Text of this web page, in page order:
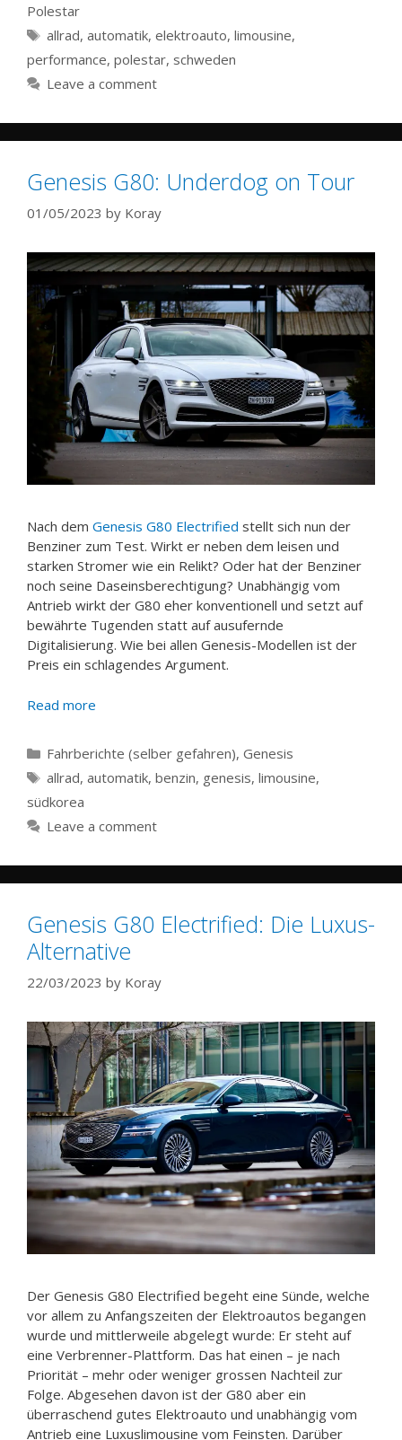
Polestar
Tags
allrad, automatik, elektroauto, limousine,
performance, polestar, schweden
Leave a comment
Genesis G80: Underdog on Tour
01/05/2023 by Koray
Nach dem Genesis G80 Electrified stellt sich nun der
Benziner zum Test. Wirkt er neben dem leisen und
starken Stromer wie ein Relikt? Oder hat der Benziner
noch seine Daseinsberechtigung? Unabhängig vom
Antrieb wirkt der G80 eher konventionell und setzt auf
bewährte Tugenden statt auf ausufernde
Digitalisierung. Wie bei allen Genesis-Modellen ist der
Preis ein schlagendes Argument.
Read more
Categories
Fahrberichte (selber gefahren), Genesis
Tags
allrad, automatik, benzin, genesis, limousine,
südkorea
Leave a comment
Genesis G80 Electrified: Die Luxus-
Alternative
22/03/2023 by Koray
Der Genesis G80 Electrified begeht eine Sünde, welche
vor allem zu Anfangszeiten der Elektroautos begangen
wurde und mittlerweile abgelegt wurde: Er steht auf
eine Verbrenner-Plattform. Das hat einen – je nach
Priorität – mehr oder weniger grossen Nachteil zur
Folge. Abgesehen davon ist der G80 aber ein
überraschend gutes Elektroauto und unabhängig vom
Antrieb eine Luxuslimousine vom Feinsten. Darüber